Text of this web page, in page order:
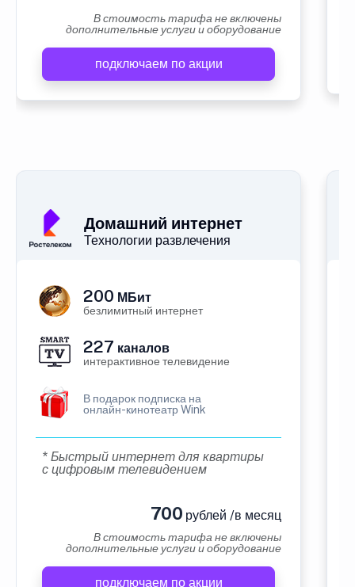
В стоимость тарифа не включены
дополнительные услуги и оборудование
подключаем по акции
Домашний интернет
Технологии развлечения
200 МБит
безлимитный интернет
227 каналов
интерактивное телевидение
В подарок подписка на
онлайн-кинотеатр Wink
* Быстрый интернет для квартиры
с цифровым телевидением
700 рублей /в месяц
В стоимость тарифа не включены
дополнительные услуги и оборудование
подключаем по акции